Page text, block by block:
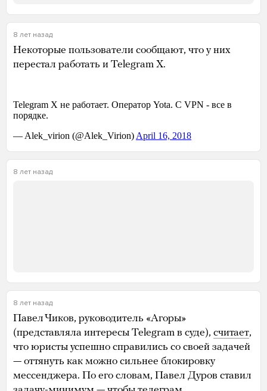
8 лет назад
Некоторые пользователи сообщают, что у них
перестал работать и Telegram X.
8 лет назад
8 лет назад
Павел Чиков, руководитель «Агоры»
(представляла интересы Telegram в суде), считает,
что юристы успешно справились со своей задачей
— оттянуть как можно сильнее блокировку
мессенджера. По его словам, Павел Дуров ставил